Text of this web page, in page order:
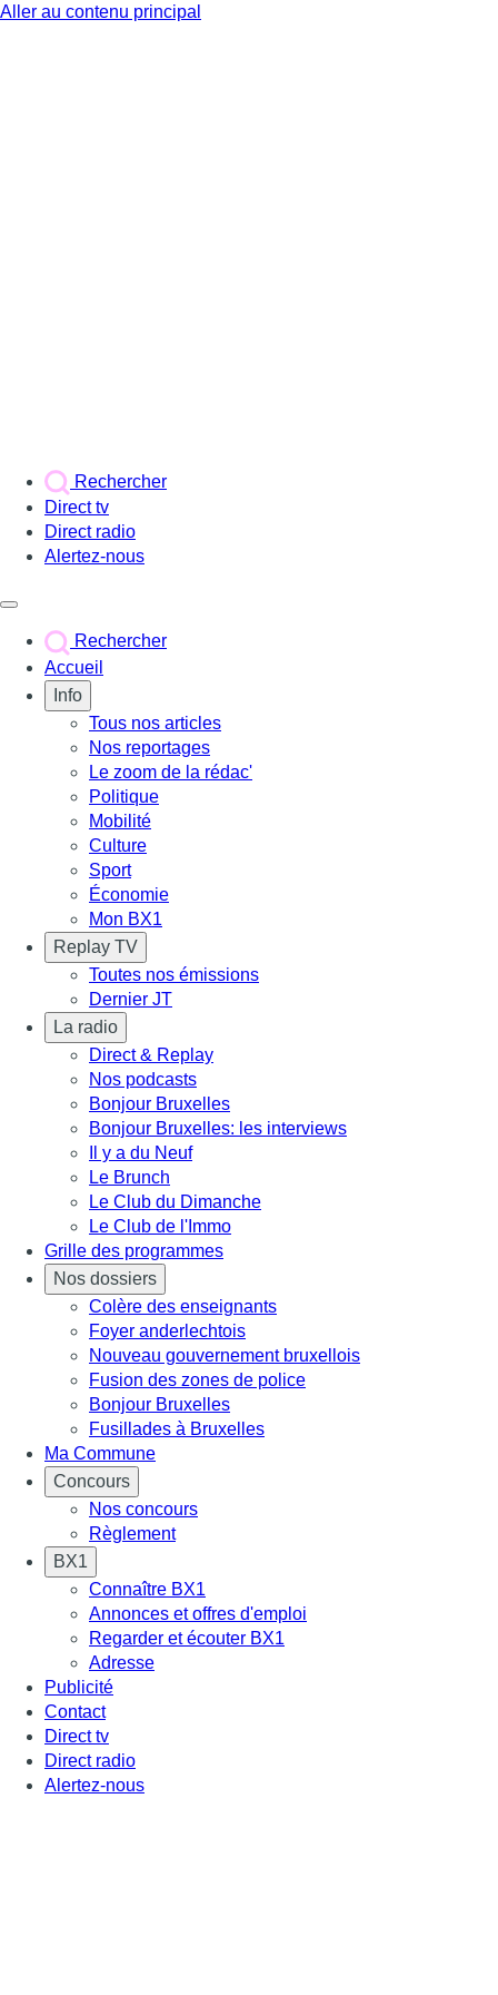
Aller au contenu principal
Rechercher
Direct tv
Direct radio
Alertez-nous
Rechercher
Accueil
Info
Tous nos articles
Nos reportages
Le zoom de la rédac'
Politique
Mobilité
Culture
Sport
Économie
Mon BX1
Replay TV
Toutes nos émissions
Dernier JT
La radio
Direct & Replay
Nos podcasts
Bonjour Bruxelles
Bonjour Bruxelles: les interviews
Il y a du Neuf
Le Brunch
Le Club du Dimanche
Le Club de l'Immo
Grille des programmes
Nos dossiers
Colère des enseignants
Foyer anderlechtois
Nouveau gouvernement bruxellois
Fusion des zones de police
Bonjour Bruxelles
Fusillades à Bruxelles
Ma Commune
Concours
Nos concours
Règlement
BX1
Connaître BX1
Annonces et offres d'emploi
Regarder et écouter BX1
Adresse
Publicité
Contact
Direct tv
Direct radio
Alertez-nous